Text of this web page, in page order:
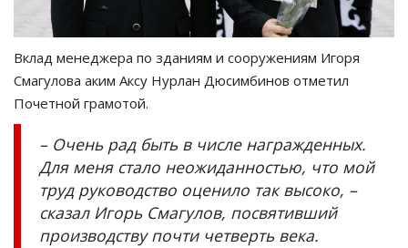
Вклад менеджера по зданиям и сооружениям Игоря
Смагулова аким Аксу Нурлан Дюсимбинов отметил
Почетной грамотой.
– Очень рад быть в числе награжденных.
Для меня стало неожиданностью, что мой
труд руководство оценило так высоко, –
сказал Игорь Смагулов, посвятивший
производству почти четверть века.